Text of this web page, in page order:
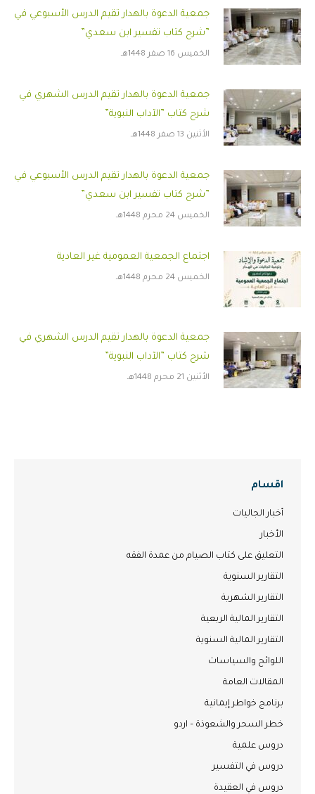
جمعية الدعوة بالهدار تقيم الدرس الأسبوعي في
”شرح كتاب تفسير ابن سعدي”
الخميس 16 صفر 1448هـ
جمعية الدعوة بالهدار تقيم الدرس الشهري في
شرح كتاب ”الآداب النبوية”
الأثنين 13 صفر 1448هـ
جمعية الدعوة بالهدار تقيم الدرس الأسبوعي في
”شرح كتاب تفسير ابن سعدي”
الخميس 24 محرم 1448هـ
اجتماع الجمعية العمومية غير العادية
الخميس 24 محرم 1448هـ
جمعية الدعوة بالهدار تقيم الدرس الشهري في
شرح كتاب ”الآداب النبوية”
الأثنين 21 محرم 1448هـ
اقسام
أخبار الجاليات
الأخبار
التعليق على كتاب الصيام من عمدة الفقه
التقارير السنوية
التقارير الشهرية
التقارير المالية الربعية
التقارير المالية السنوية
اللوائح والسياسات
المقالات العامة
برنامج خواطر إيمانية
خطر السحر والشعوذة – اردو
دروس علمية
دروس في التفسير
دروس في العقيدة